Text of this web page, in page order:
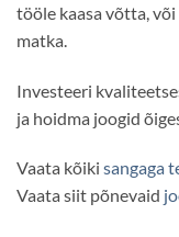
tööle kaasa võtta,
matka.
Investeeri
ja hoidma joogid
Vaata kõiki sangaga
Vaata siit põnevaid